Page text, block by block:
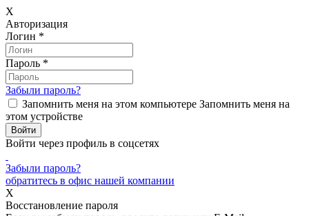
X
Авторизация
Логин *
Пароль *
Забыли пароль?
Запомнить меня на этом компьютере Запомнить меня на
этом устройстве
Войти через профиль в соцсетях
Забыли пароль?
обратитесь в офис нашей компании
X
Восстановление пароля